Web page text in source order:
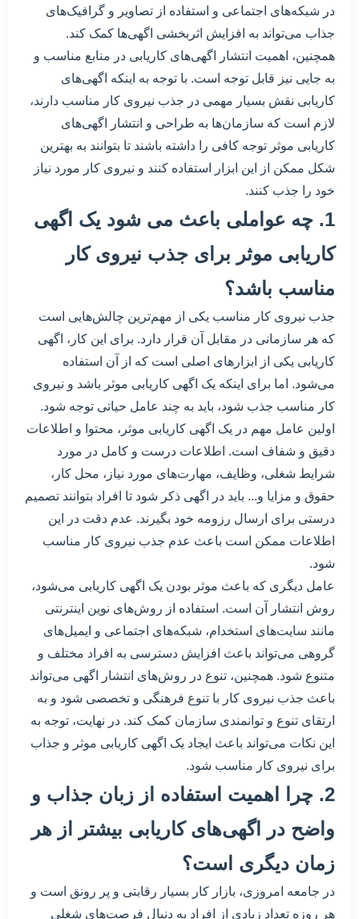
در شبکه‌های اجتماعی و استفاده از تصاویر و گرافیک‌های
جذاب می‌تواند به افزایش اثربخشی اگهی‌ها کمک کند.
همچنین، اهمیت انتشار اگهی‌های کاریابی در منابع مناسب و
به جایی نیز قابل توجه است. با توجه به اینکه اگهی‌های
کاریابی نقش بسیار مهمی در جذب نیروی کار مناسب دارند،
لازم است که سازمان‌ها به طراحی و انتشار اگهی‌های
کاریابی موثر توجه کافی را داشته باشند تا بتوانند به بهترین
شکل ممکن از این ابزار استفاده کنند و نیروی کار مورد نیاز
خود را جذب کنند.
1. چه عواملی باعث می شود یک اگهی
کاریابی موثر برای جذب نیروی کار
مناسب باشد؟
جذب نیروی کار مناسب یکی از مهم‌ترین چالش‌هایی است
که هر سازمانی در مقابل آن قرار دارد. برای این کار، اگهی
کاریابی یکی از ابزارهای اصلی است که از آن استفاده
می‌شود. اما برای اینکه یک اگهی کاریابی موثر باشد و نیروی
کار مناسب جذب شود، باید به چند عامل حیاتی توجه شود.
اولین عامل مهم در یک اگهی کاریابی موثر، محتوا و اطلاعات
دقیق و شفاف است. اطلاعات درست و کامل در مورد
شرایط شغلی، وظایف، مهارت‌های مورد نیاز، محل کار،
حقوق و مزایا و... باید در اگهی ذکر شود تا افراد بتوانند تصمیم
درستی برای ارسال رزومه خود بگیرند. عدم دقت در این
اطلاعات ممکن است باعث عدم جذب نیروی کار مناسب
شود.
عامل دیگری که باعث موثر بودن یک اگهی کاریابی می‌شود،
روش انتشار آن است. استفاده از روش‌های نوین اینترنتی
مانند سایت‌های استخدام، شبکه‌های اجتماعی و ایمیل‌های
گروهی می‌تواند باعث افزایش دسترسی به افراد مختلف و
متنوع شود. همچنین، تنوع در روش‌های انتشار اگهی می‌تواند
باعث جذب نیروی کار با تنوع فرهنگی و تخصصی شود و به
ارتقای تنوع و توانمندی سازمان کمک کند. در نهایت، توجه به
این نکات می‌تواند باعث ایجاد یک اگهی کاریابی موثر و جذاب
برای نیروی کار مناسب شود.
2. چرا اهمیت استفاده از زبان جذاب و
واضح در اگهی‌های کاریابی بیشتر از هر
زمان دیگری است؟
در جامعه امروزی، بازار کار بسیار رقابتی و پر رونق است و
هر روزه تعداد زیادی از افراد به دنبال فرصت‌های شغلی